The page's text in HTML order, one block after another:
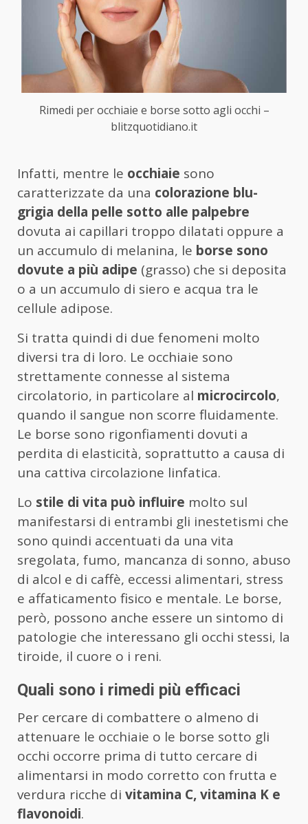
Rimedi per occhiaie e borse sotto agli occhi –
blitzquotidiano.it
Infatti, mentre le occhiaie sono
caratterizzate da una colorazione blu-
grigia della pelle sotto alle palpebre
dovuta ai capillari troppo dilatati oppure a
un accumulo di melanina, le borse sono
dovute a più adipe (grasso) che si deposita
o a un accumulo di siero e acqua tra le
cellule adipose.
Si tratta quindi di due fenomeni molto
diversi tra di loro. Le occhiaie sono
strettamente connesse al sistema
circolatorio, in particolare al microcircolo,
quando il sangue non scorre fluidamente.
Le borse sono rigonfiamenti dovuti a
perdita di elasticità, soprattutto a causa di
una cattiva circolazione linfatica.
Lo stile di vita può influire molto sul
manifestarsi di entrambi gli inestetismi che
sono quindi accentuati da una vita
sregolata, fumo, mancanza di sonno, abuso
di alcol e di caffè, eccessi alimentari, stress
e affaticamento fisico e mentale. Le borse,
però, possono anche essere un sintomo di
patologie che interessano gli occhi stessi, la
tiroide, il cuore o i reni.
Quali sono i rimedi più efficaci
Per cercare di combattere o almeno di
attenuare le occhiaie o le borse sotto gli
occhi occorre prima di tutto cercare di
alimentarsi in modo corretto con frutta e
verdura ricche di vitamina C, vitamina K e
flavonoidi.